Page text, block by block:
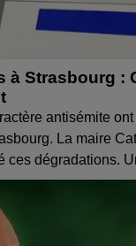
à Strasbourg :
antisémite
La maire
ces dégradations.